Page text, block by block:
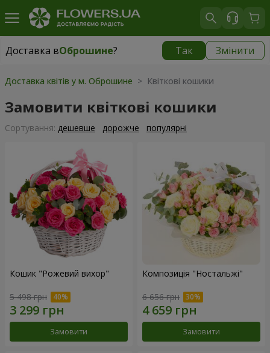
Доставка вОброшине? Так Змінити
Доставка вОброшине|
Доставка квітів у м. Оброшине > Квіткові кошики
Замовити квіткові кошики
Сортування: дешевше дорожче популярні
Кошик "Рожевий вихор"
5 498 грн
Замовити
Композиція "Ностальжі"
6 656 грн
Замовити